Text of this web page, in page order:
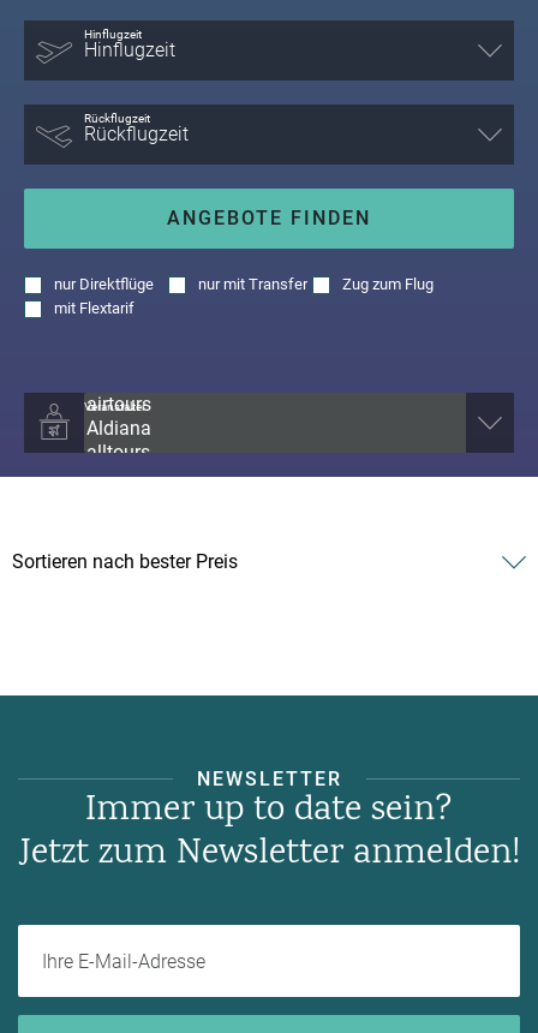
ANGEBOTE FINDEN
nur Direktflüge nurmit Transfer
Zug zum Flug
mit Flextarif
Hinflugzeit
Rückflugzeit
Veranstalter
NEWSLETTER
Immer up to date sein?
Jetzt zum Newsletter anmelden!